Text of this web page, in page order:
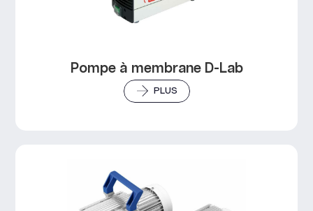
Pompe à membrane D-Lab
PLUS